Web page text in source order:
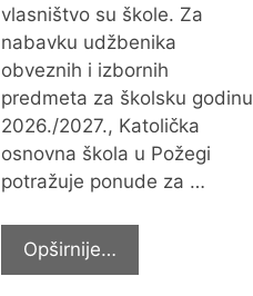
vlasništvo su škole. Za
nabavku udžbenika
obveznih i izbornih
predmeta za školsku godinu
2026./2027., Katolička
osnovna škola u Požegi
potražuje ponude za …
Opširnije…
za